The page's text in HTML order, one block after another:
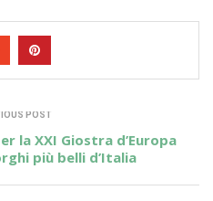
POST
la XXI Giostra d’Europa
più belli d’Italia